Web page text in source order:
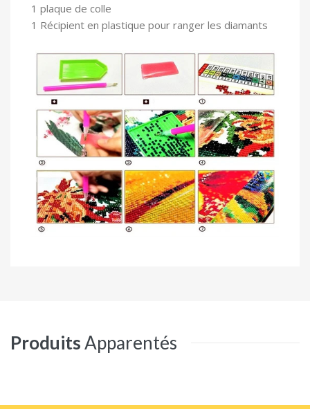
1 plaque de colle
1 Récipient en plastique pour ranger les diamants
ProduitsApparentés